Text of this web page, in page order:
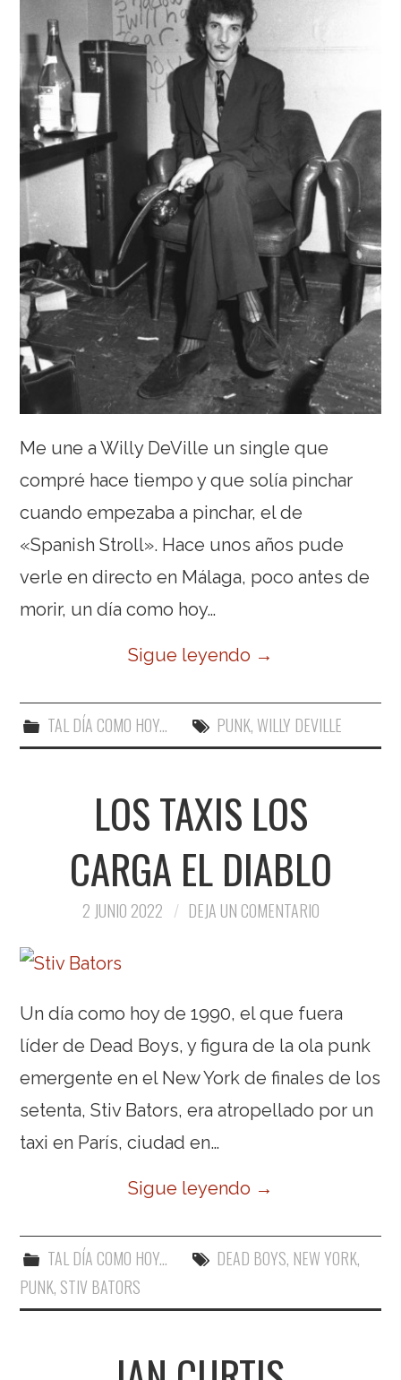
Me une a Willy DeVille un single que
compré hace tiempo y que solía pinchar
cuando empezaba a pinchar, el de
«Spanish Stroll». Hace unos años pude
verle en directo en Málaga, poco antes de
morir, un día como hoy…
Sigue leyendo →
TAL DÍA COMO HOY... PUNK,WILLY DEVILLE
LOS TAXIS LOS
CARGA EL DIABLO
2 JUNIO 2022 DEJA UN COMENTARIO
Un día como hoy de 1990, el que fuera
líder de Dead Boys, y figura de la ola punk
emergente en el New York de finales de los
setenta, Stiv Bators, era atropellado por un
taxi en París, ciudad en…
Sigue leyendo →
TAL DÍA COMO HOY... DEAD BOYS, NEW YORK,
PUNK, STIV BATORS